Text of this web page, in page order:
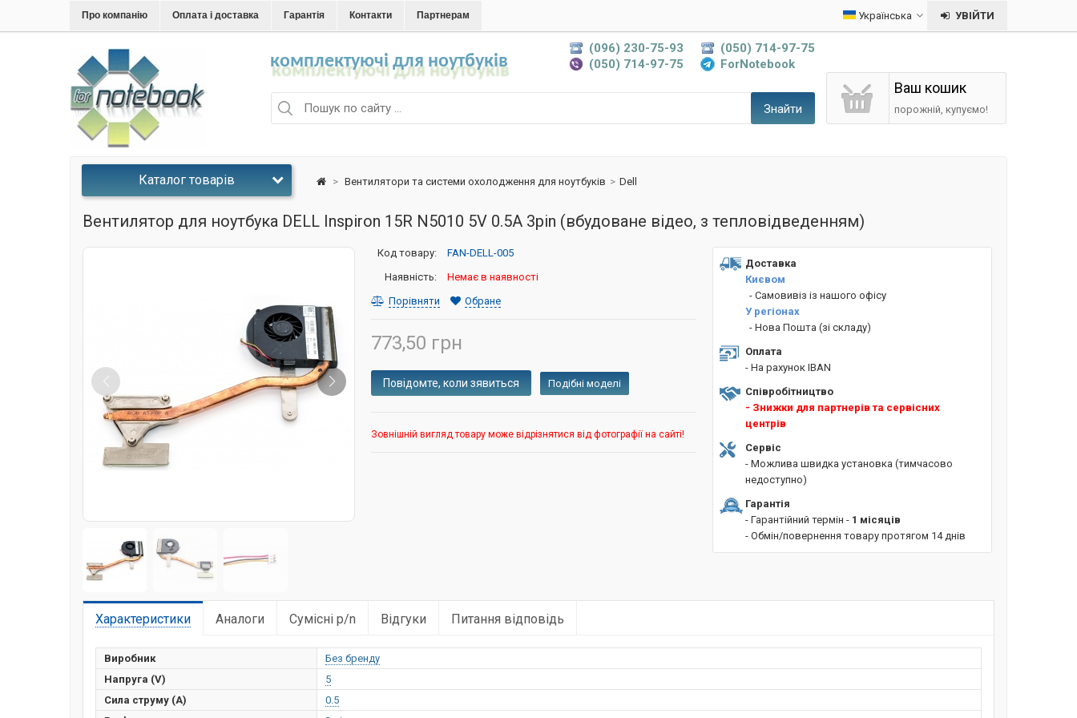
Про компанію Оплата і доставка Гарантія Контакти Партнерам Українська УВІЙТИ
Каталог товарів
Знайти
Ваш кошик
порожній, купуємо!
(096) 230-75-93
(050) 714-97-75
(050) 714-97-75
ForNotebook
комплектуючі для ноутбуків
> Вентилятори та системи охолодження для ноутбуків > Dell
Вентилятор для ноутбука DELL Inspiron 15R N5010 5V 0.5A 3pin (вбудоване відео, з тепловідведенням)
Код товару:
FAN-DELL-005
Наявність:
Немає в наявності
Порівняти
Обране
773,50 грн
Подібні моделі
Зовнішній вигляд товару може відрізнятися від фотографії на сайті!
Доставка
Києвом
- Cамовивіз із нашого офісу
У регіонах
- Нова Пошта (зі складу)
Оплата
- На рахунок IBAN
Співробітництво
- Знижки для партнерів та сервісних
центрів
Сервіс
- Можлива швидка установка (тимчасово
недоступно)
Гарантія
- Гарантійний термін - 1 місяців
- Обмін/повернення товару протягом 14 днів
Характеристики Аналоги Сумісні p/n Відгуки Питання відповідь
Виробник
Без бренду
Напруга (V)
5
Сила струму (А)
0.5